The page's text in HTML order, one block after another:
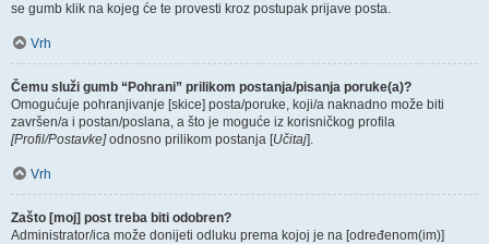
se gumb klik na kojeg će te provesti kroz postupak prijave posta.
Vrh
Čemu služi gumb “Pohrani” prilikom postanja/pisanja poruke(a)?
Omogućuje pohranjivanje [skice] posta/poruke, koji/a naknadno može biti
završen/a i postan/poslana, a što je moguće iz korisničkog profila
[Profil/Postavke]odnosno prilikom postanja [Učitaj].
Vrh
Zašto [moj] post treba biti odobren?
Administrator/ica može donijeti odluku prema kojoj je na [određenom(im)]